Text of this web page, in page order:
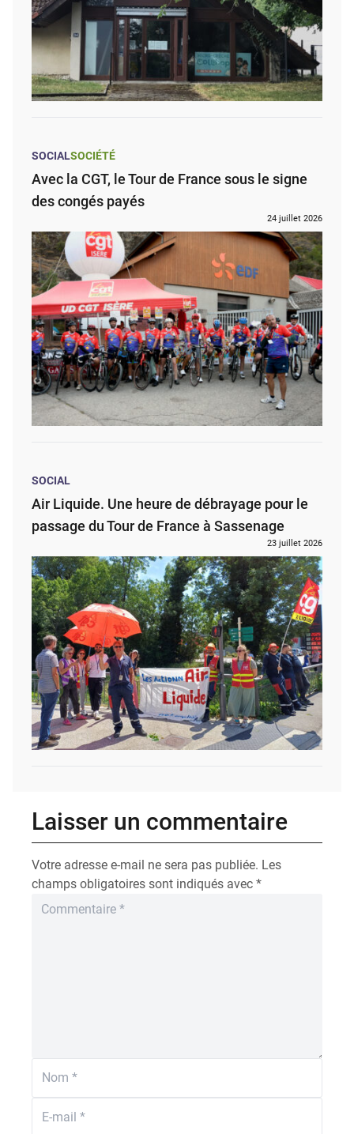
SOCIALSOCIÉTÉ
Avec la CGT, le Tour de France sous le signe
des congés payés
24 juillet 2026
SOCIAL
Air Liquide. Une heure de débrayage pour le
passage du Tour de France à Sassenage
23 juillet 2026
Laisser un commentaire
Votre adresse e-mail ne sera pas publiée. Les
champs obligatoires sont indiqués avec *